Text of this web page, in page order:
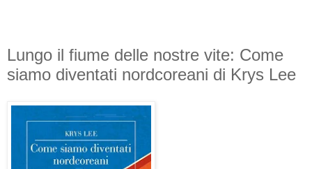
Lungo il fiume delle nostre vite: Come
siamo diventati nordcoreani di Krys Lee